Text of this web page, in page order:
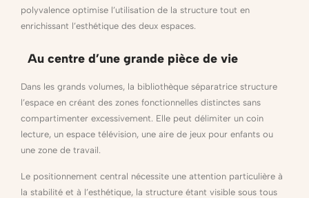
polyvalence optimise l’utilisation de la structure tout en
enrichissant l’esthétique des deux espaces.
Au centre d’une grande pièce de vie
Dans les grands volumes, la bibliothèque séparatrice structure
l’espace en créant des zones fonctionnelles distinctes sans
compartimenter excessivement. Elle peut délimiter un coin
lecture, un espace télévision, une aire de jeux pour enfants ou
une zone de travail.
Le positionnement central nécessite une attention particulière à
la stabilité et à l’esthétique, la structure étant visible sous tous